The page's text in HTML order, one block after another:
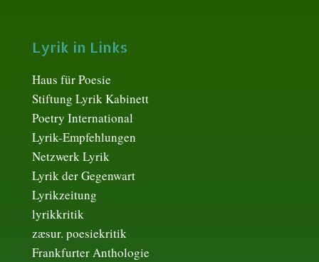
Lyrik in Links
Haus für Poesie
Stiftung Lyrik Kabinett
Poetry International
Lyrik-Empfehlungen
Netzwerk Lyrik
Lyrik der Gegenwart
Lyrikzeitung
lyrikkritik
zæsur. poesiekritik
Frankfurter Anthologie